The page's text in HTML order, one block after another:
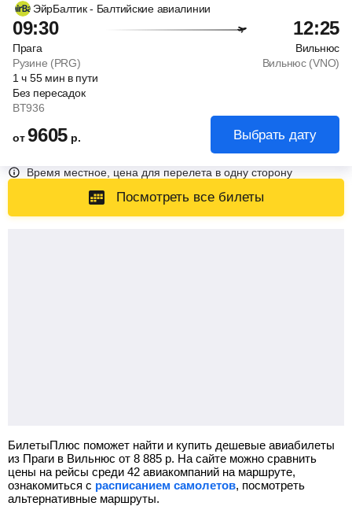
ЭйрБалтик - Балтийские авиалинии
09:30 12:25
Прага
Вильнюс
Рузине (PRG)
Вильнюс (VNO)
1ч 55 мин в пути
Без пересадок
BT936
от9605 р. Выбрать дату
Время местное, цена для перелета в одну сторону
Посмотреть все билеты
БилетыПлюс поможет найти и купить дешевые авиабилеты
из Праги в Вильнюс от 8 885 р. На сайте можно сравнить
цены на рейсы среди 42 авиакомпаний на маршруте,
ознакомиться с расписанием самолетов, посмотреть
альтернативные маршруты.